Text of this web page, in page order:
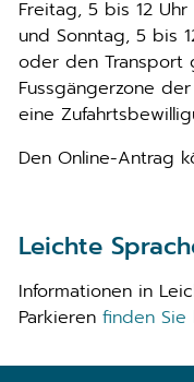
Freitag, 5 bis 12 Uhr
und Sonntag, 5 bis
oder den Transport
Fussgängerzone
eine
Den Online-Antrag
Leichte
Informationen in
Parkieren finden Sie